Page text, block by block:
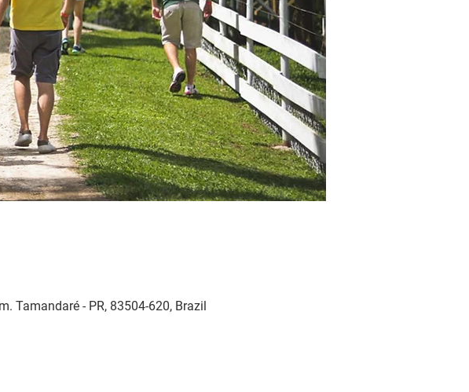
Tamandaré - PR, 83504-620, Brazil